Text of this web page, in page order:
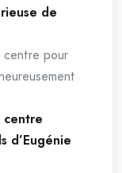
de
centre pour
centre
d’Eugénie